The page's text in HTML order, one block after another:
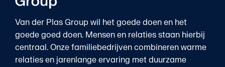
Van der Plas Group wil het goede doen en het
goede goed doen. Mensen en relaties staan hierbij
centraal. Onze familiebedrijven combineren warme
relaties en jarenlange ervaring met duurzame